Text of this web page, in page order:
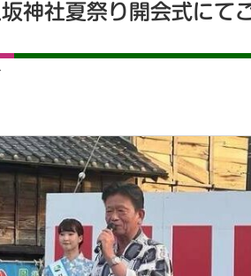
神社夏祭り開会式にて